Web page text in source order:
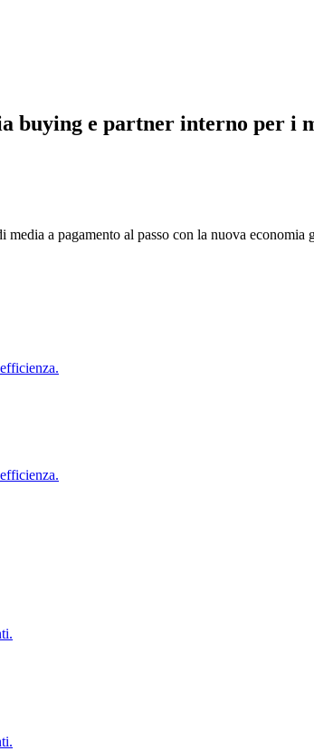
buying e partner interno per i
a pagamento al passo con la nuova economia